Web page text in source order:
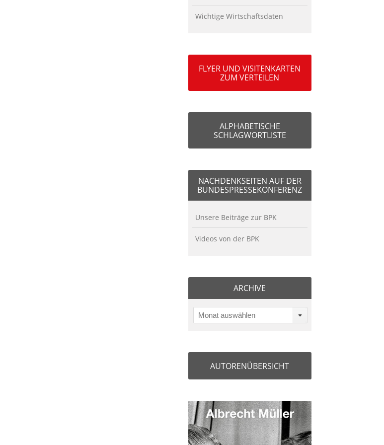
Wichtige Wirtschaftsdaten
FLYER UND VISITENKARTEN
ZUM VERTEILEN
ALPHABETISCHE
SCHLAGWORTLISTE
NACHDENKSEITEN AUF DER
BUNDESPRESSEKONFERENZ
Unsere Beiträge zur BPK
Videos von der BPK
ARCHIVE
Monat auswählen
AUTORENÜBERSICHT